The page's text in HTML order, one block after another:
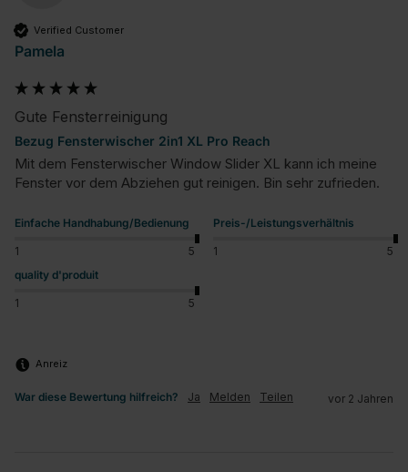
Verified Customer
Pamela
Gute Fensterreinigung
Bezug Fensterwischer 2in1 XL Pro Reach
Mit dem Fensterwischer Window Slider XL kann ich meine
Fenster vor dem Abziehen gut reinigen. Bin sehr zufrieden.
Einfache Handhabung/Bedienung
1 5
Preis-/Leistungsverhältnis
1
5
quality d'produit
1 5
Anreiz
War diese Bewertung hilfreich? Ja Melden Teilen vor 2 Jahren